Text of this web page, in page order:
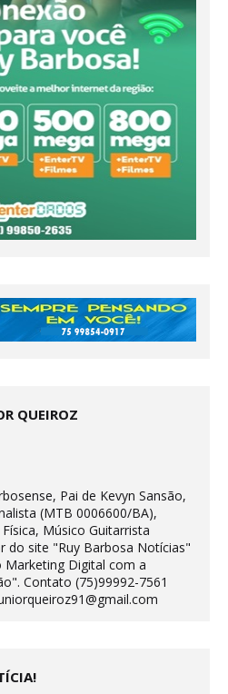
QUEIROZ
Pai de Kevyn Sansão,
(MTB 0006600/BA),
Músico Guitarrista
do site "Ruy Barbosa Notícias"
Digital com a
Contato (75)99992-7561